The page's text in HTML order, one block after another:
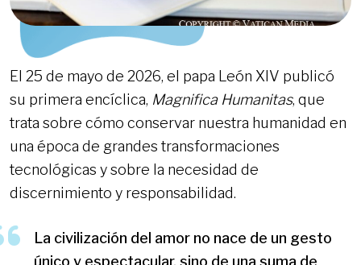
El 25 de mayo de 2026, el papa León XIV publicó
su primera encíclica, Magnifica Humanitas, que
trata sobre cómo conservar nuestra humanidad en
una época de grandes transformaciones
tecnológicas y sobre la necesidad de
discernimiento y responsabilidad.
La civilización del amor no nace de un gesto
único y espectacular, sino de una suma de